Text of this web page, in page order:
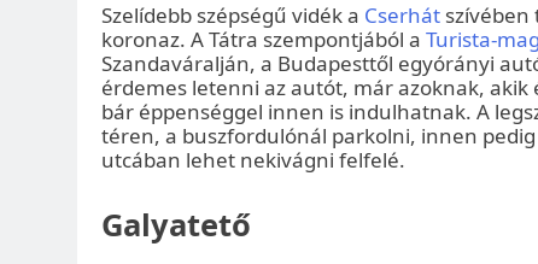
Szelídebb szépségű vidék a Cserhát szívében
koronaz. A Tátra szempontjából a Turista-
Szandaváralján, a Budapesttől egyórányi
érdemes letenni az autót, már azoknak,
bár éppenséggel innen is indulhatnak. A
téren, a buszfordulónál parkolni, innen
utcában lehet nekivágni felfelé.
Galyatető